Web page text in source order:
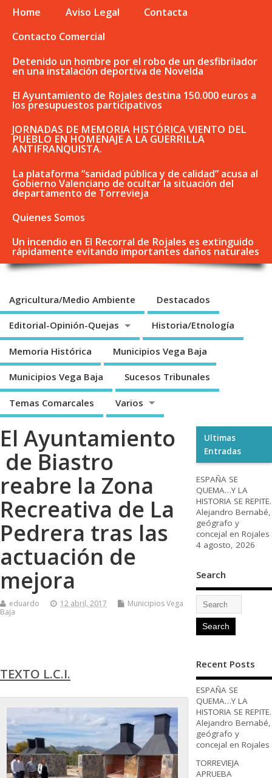
Home Aviso Legal
Contacta
Contacto Comercial
Detenido un hombre por el robo de un desfibrilador
en una instalación deportiva de Novelda
El Ayuntamiento de Rojales destina 150.000 euros a
los presupuestos participativos
JORNADAS DE MEMORIA HISTÓRICA VIENTO DEL
PUEBLO EN HOMENAJE A LA GUERRILLA
ANTIFRANQUISTA.
La plataforma “sanidad pública y de calidad” acusa al
Gobierno Valenciano de ocultar la situación del
departamento de Torrevieja
Quienes Somos
Un incendio en El Recorral de Rojales es extinguido
rápidamente evitando importantes daños naturales
Agricultura/Medio Ambiente Destacados
Editorial-Opinión-Quejas Historia/Etnología
Memoria Histórica Municipios Vega Baja
Municipios Vega Baja Sucesos Tribunales
Temas Comarcales Varios
El Ayuntamiento
de Biastro
reabre la Zona
Recreativa de La
Pedrera tras las
actuación de
mejora
eduardo 12 abril, 2017
Municipios Vega
Baja
TEXTO L.C.I.
Ultimas
Entradas
ESPAÑA SE
QUEMA…Y LA
HISTORIA SE REPITE.
Alejandro Bernabé,
geógrafo y
concejal en Rojales
4 agosto, 2026
Search
Recent Posts
ESPAÑA SE
QUEMA…Y LA
HISTORIA SE REPITE.
Alejandro Bernabé,
geógrafo y
concejal en Rojales
TORREVIEJA
APRUEBA